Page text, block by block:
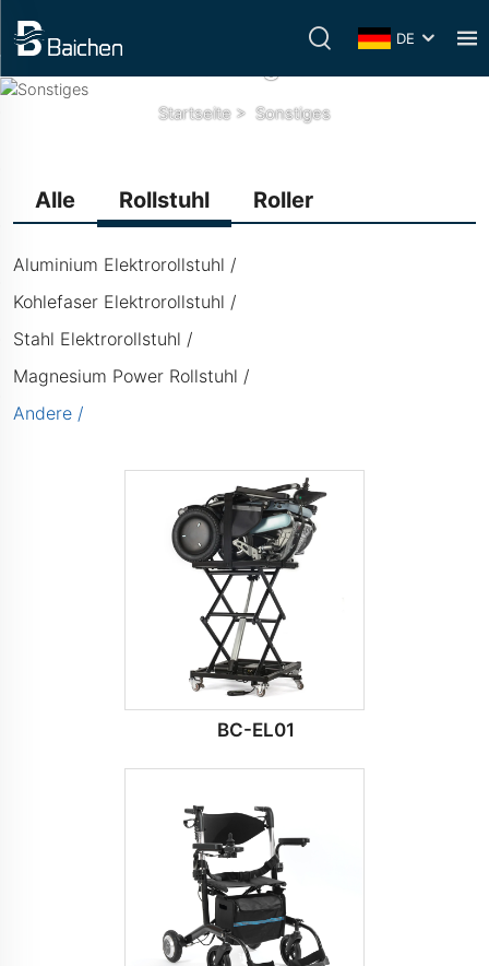
DE
Startseite > Sonstiges
Alle Rollstuhl Roller
Aluminium Elektrorollstuhl
Kohlefaser Elektrorollstuhl
Stahl Elektrorollstuhl
Magnesium Power Rollstuhl
Andere
BC-EL01